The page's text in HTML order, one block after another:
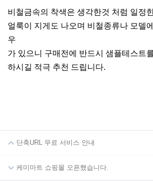
본문
비철금속의 착색은 생각한것 처럼 일정
얼룩이 지게도 나오며 비철종류나 모델
우
가 있으니 구매전에 반드시 샘플테스트
하시길 적극 추천 드립니다.
단축URL 무료 서비스 안내
케미마트 쇼핑몰 오픈했습니다.